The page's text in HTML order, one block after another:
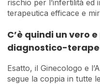
rischio per l’infertilità ed
terapeutica efficace e
C’è quindi un vero
diagnostico-
Esatto, il Ginecologo e
segue la coppia in tutte